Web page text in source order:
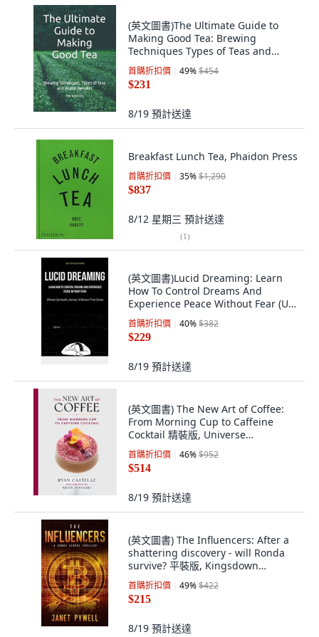
(英文圖書)The Ultimate Guide to
Making Good Tea: Brewing
Techniques Types of Teas and
Hea... 平裝版, Independently
Published, 英文
首購折扣價 49%$454
$231
8/19 預計送達
Breakfast Lunch Tea, Phaidon Press
首購折扣價 35%$1,290
$837
8/12 星期三 預計送達
(1)
(英文圖書)Lucid Dreaming: Learn
How To Control Dreams And
Experience Peace Without Fear (U...
平裝版, Aaron Crenshav, English,
Paperback
首購折扣價 40%$382
$229
8/19 預計送達
(英文圖書) The New Art of Coffee:
From Morning Cup to Caffeine
Cocktail 精裝版, Universe
Publishing(NY), 英文
首購折扣價 46%$952
$514
8/19 預計送達
(英文圖書) The Influencers: After a
shattering discovery - will Ronda
survive? 平裝版, Kingsdown
Publishing, 英文
首購折扣價 49%$422
$215
8/19 預計送達